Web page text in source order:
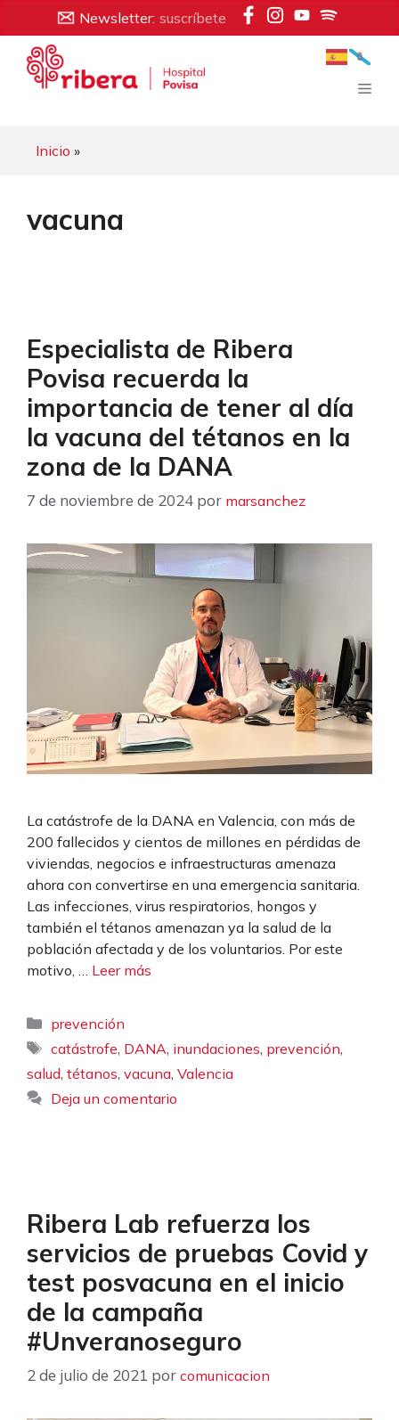
al
contenido
Inicio »
vacuna
Especialista de Ribera
Povisa recuerda la
importancia de tener al día
la vacuna del tétanos en la
zona de la DANA
7 de noviembre de 2024 por marsanchez
La catástrofe de la DANA en Valencia, con más de
200 fallecidos y cientos de millones en pérdidas de
viviendas, negocios e infraestructuras amenaza
ahora con convertirse en una emergencia sanitaria.
Las infecciones, virus respiratorios, hongos y
también el tétanos amenazan ya la salud de la
población afectada y de los voluntarios. Por este
motivo, … Leer más
Categorías
prevención
Etiquetas
catástrofe, DANA, inundaciones, prevención,
salud, tétanos, vacuna, Valencia
Deja un comentario
Ribera Lab refuerza los
servicios de pruebas Covid y
test posvacuna en el inicio
de la campaña
#Unveranoseguro
2 de julio de 2021 por comunicacion
Newsletter: suscríbete